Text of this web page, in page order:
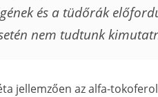
és a tüdőrák
nem tudtunk
jellemzően az alfa-